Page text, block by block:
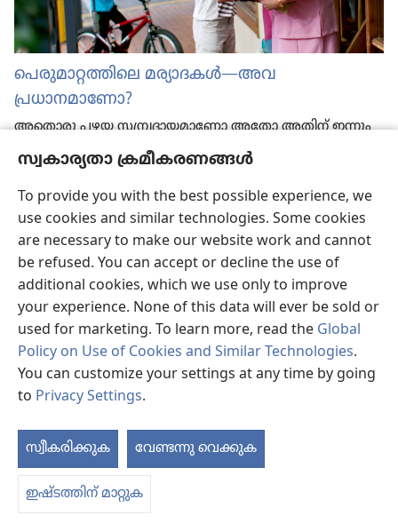
സ്വകാര്യതാ ക്രമീകരണങ്ങൾ
To provide you with the best possible experience, we
use cookies and similar technologies. Some cookies
are necessary to make our website work and cannot
be refused. You can accept or decline the use of
additional cookies, which we use only to improve
your experience. None of this data will ever be sold or
used for marketing. To learn more, read the Global
Policy on Use of Cookies and Similar Technologies.
You can customize your settings at any time by going
to Privacy Settings.
സ്വീകരിക്കുക വേണ്ടന്നു വെക്കുക
ഇഷ്ടത്തിന് മാറ്റുക
പെരു​മാ​റ്റ​ത്തി​ലെ മര്യാ​ദ​കൾ—അവ
പ്രധാനമാണോ?
അതൊരു പഴയ സമ്പ്രദാ​യ​മാ​ണോ അതോ അതിന്‌ ഇന്നും
എന്റെ സംസാ​ര​ത്തിന്‌ എന്താ ഒരു ‘ബെല്ലും
സംസാ​രി​ക്കു​ന്ന​തി​നു മുമ്പ്‌ ചിന്തി​ക്കാൻ ഏത്‌ ഉപദേശം
നമ്മളെ സഹായി​ക്കും?